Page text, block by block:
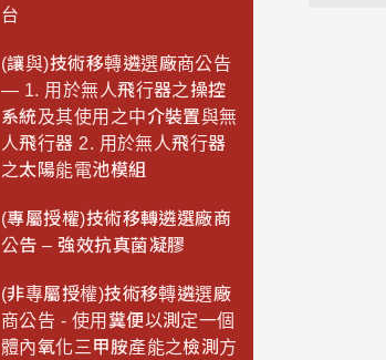
台
(讓與)技術移轉遴選廠商公告
— 1. 用於無人飛行器之操控
系統及其使用之中介裝置與無
人飛行器 2. 用於無人飛行器
之太陽能電池模組
(專屬授權)技術移轉遴選廠商
公告 – 強效抗真菌凝膠
(非專屬授權)技術移轉遴選廠
商公告 - 使用糞便以測定一個
體內氧化三甲胺產能之檢測方